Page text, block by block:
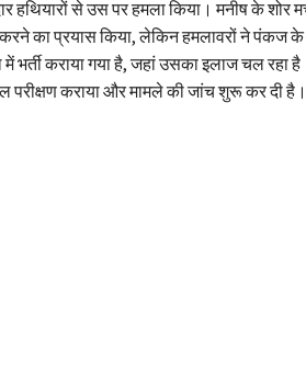
हथियारों से उस पर हमला किया। मनीष के शोर
का प्रयास किया, लेकिन हमलावरों ने पंकज के
भर्ती कराया गया है, जहां उसका इलाज चल रहा
परीक्षण कराया और मामले की जांच शुरू कर दी है।